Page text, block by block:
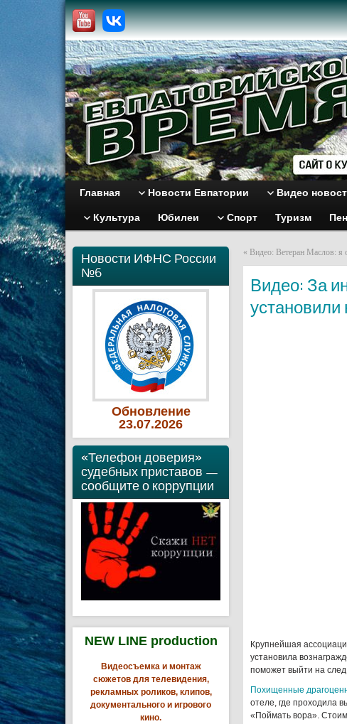
Главная Новости Евпатории Видео
Культура Юбилеи Спорт Туризм
Новости ИФНС России
№6
Обновление
23.07.2026
«Телефон доверия»
судебных приставов —
сообщите о коррупции
NEW LINE production
Видеосъемка и монтаж
сюжетов для телевидения,
рекламных роликов, клипов,
документального и игрового
кино.
« Видео: Ветеран Маслов: я
Видео: За
установили
Крупнейшая
установила
поможет выйти на след
Похищенные
отеле, где проходила
«Поймать вора».